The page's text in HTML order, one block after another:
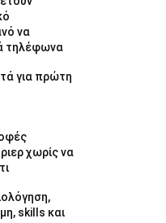
να
τηλέφωνα
για πρώτη
χωρίς να
skills και